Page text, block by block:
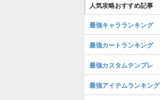
人気攻略おすすめ記事
最強キャラランキング
最強カートランキング
最強カスタムテンプレ
最強アイテムランキング